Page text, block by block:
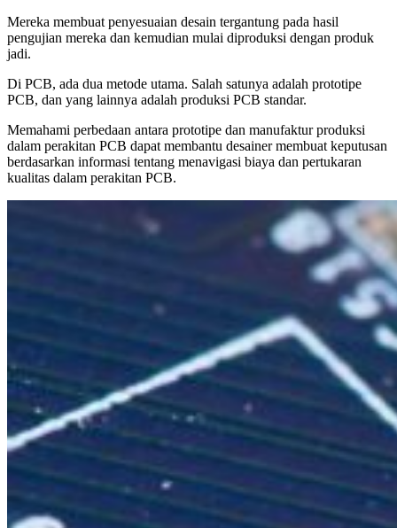
Mereka membuat penyesuaian desain tergantung pada hasil
pengujian mereka dan kemudian mulai diproduksi dengan produk
jadi.
Di PCB, ada dua metode utama. Salah satunya adalah prototipe
PCB, dan yang lainnya adalah produksi PCB standar.
Memahami perbedaan antara prototipe dan manufaktur produksi
dalam perakitan PCB dapat membantu desainer membuat keputusan
berdasarkan informasi tentang menavigasi biaya dan pertukaran
kualitas dalam perakitan PCB.